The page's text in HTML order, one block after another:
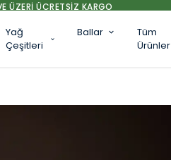
ÜZERİ ÜCRETSİZ KARGO
Yağ
Çeşitleri
Ballar
Tüm
Ürünler